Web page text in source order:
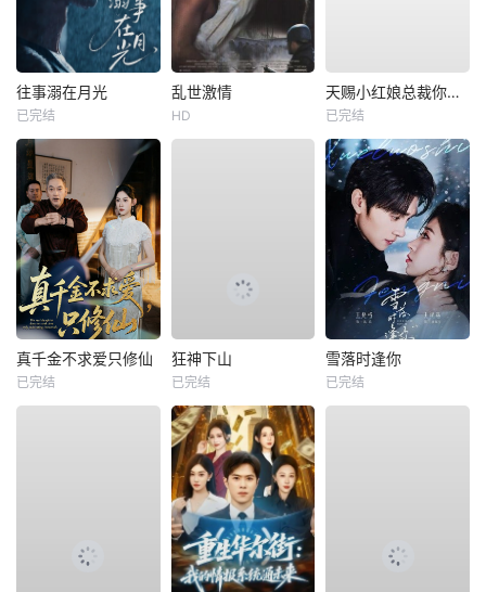
往事溺在月光
已完结
乱世激情
HD
天赐小红娘总裁你找错夫人了
已完结
真千金不求爱只修仙
已完结
狂神下山
已完结
雪落时逢你
已完结